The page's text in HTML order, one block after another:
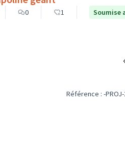
0 1 Soumise
Référence : -